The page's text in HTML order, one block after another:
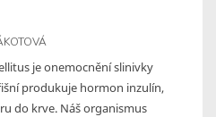
je onemocnění slinivky
produkuje hormon inzulín,
do krve. Náš organismus